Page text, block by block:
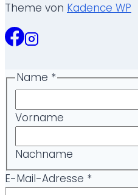
Theme von Kadence WP
Name *
Vorname
Nachname
E-Mail-Adresse *